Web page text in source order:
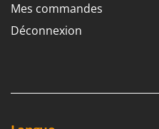
R
R.G.V.
Redback
Mes commandes
Déconnexion